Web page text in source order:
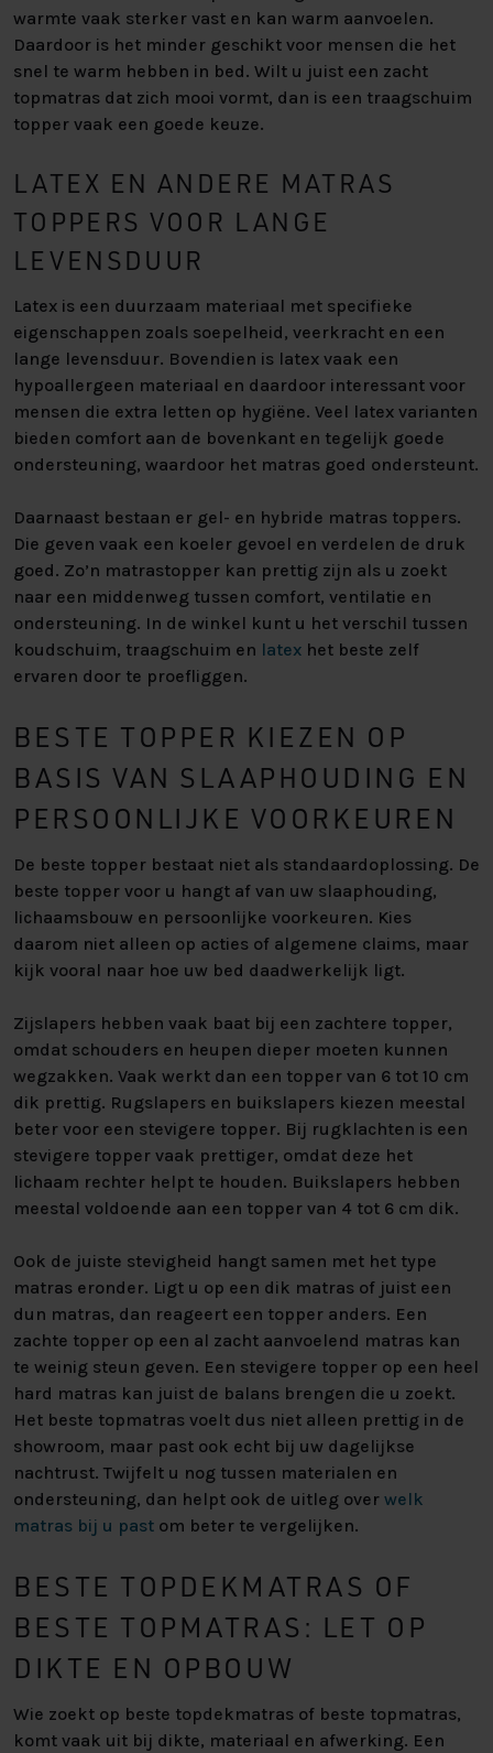
warmte vaak sterker vast en kan warm aanvoelen.
Daardoor is het minder geschikt voor mensen die het
snel te warm hebben in bed. Wilt u juist een zacht
topmatras dat zich mooi vormt, dan is een traagschuim
topper vaak een goede keuze.
LATEX EN ANDERE MATRAS
TOPPERS VOOR LANGE
LEVENSDUUR
Latex is een duurzaam materiaal met specifieke
eigenschappen zoals soepelheid, veerkracht en een
lange levensduur. Bovendien is latex vaak een
hypoallergeen materiaal en daardoor interessant voor
mensen die extra letten op hygiëne. Veel latex varianten
bieden comfort aan de bovenkant en tegelijk goede
ondersteuning, waardoor het matras goed ondersteunt.
Daarnaast bestaan er gel- en hybride matras toppers.
Die geven vaak een koeler gevoel en verdelen de druk
goed. Zo’n matrastopper kan prettig zijn als u zoekt
naar een middenweg tussen comfort, ventilatie en
ondersteuning. In de winkel kunt u het verschil tussen
koudschuim, traagschuim en latex het beste zelf
ervaren door te proefliggen.
BESTE TOPPER KIEZEN OP
BASIS VAN SLAAPHOUDING EN
PERSOONLIJKE VOORKEUREN
De beste topper bestaat niet als standaardoplossing. De
beste topper voor u hangt af van uw slaaphouding,
lichaamsbouw en persoonlijke voorkeuren. Kies
daarom niet alleen op acties of algemene claims, maar
kijk vooral naar hoe uw bed daadwerkelijk ligt.
Zijslapers hebben vaak baat bij een zachtere topper,
omdat schouders en heupen dieper moeten kunnen
wegzakken. Vaak werkt dan een topper van 6 tot 10 cm
dik prettig. Rugslapers en buikslapers kiezen meestal
beter voor een stevigere topper. Bij rugklachten is een
stevigere topper vaak prettiger, omdat deze het
lichaam rechter helpt te houden. Buikslapers hebben
meestal voldoende aan een topper van 4 tot 6 cm dik.
Ook de juiste stevigheid hangt samen met het type
matras eronder. Ligt u op een dik matras of juist een
dun matras, dan reageert een topper anders. Een
zachte topper op een al zacht aanvoelend matras kan
te weinig steun geven. Een stevigere topper op een heel
hard matras kan juist de balans brengen die u zoekt.
Het beste topmatras voelt dus niet alleen prettig in de
showroom, maar past ook echt bij uw dagelijkse
nachtrust. Twijfelt u nog tussen materialen en
ondersteuning, dan helpt ook de uitleg over welk
matras bij u past om beter te vergelijken.
BESTE TOPDEKMATRAS OF
BESTE TOPMATRAS: LET OP
DIKTE EN OPBOUW
Wie zoekt op beste topdekmatras of beste topmatras,
komt vaak uit bij dikte, materiaal en afwerking. Een